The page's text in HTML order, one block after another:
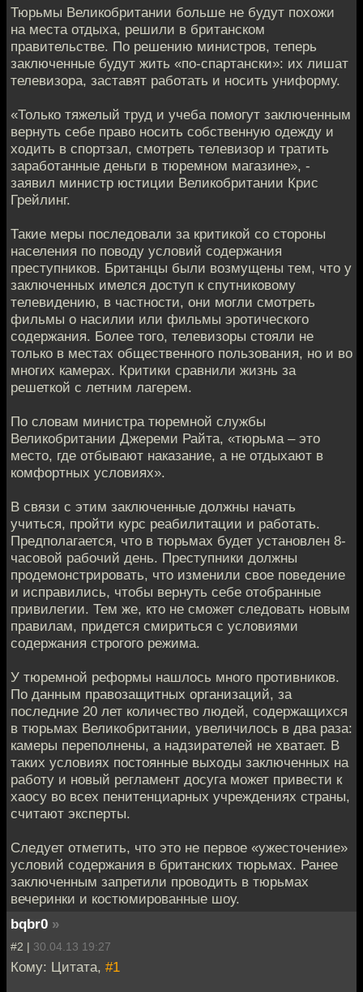
Тюрьмы Великобритании больше не будут похожи
на места отдыха, решили в британском
правительстве. По решению министров, теперь
заключенные будут жить «по-спартански»: их лишат
телевизора, заставят работать и носить униформу.
«Только тяжелый труд и учеба помогут заключенным
вернуть себе право носить собственную одежду и
ходить в спортзал, смотреть телевизор и тратить
заработанные деньги в тюремном магазине», -
заявил министр юстиции Великобритании Крис
Грейлинг.
Такие меры последовали за критикой со стороны
населения по поводу условий содержания
преступников. Британцы были возмущены тем, что у
заключенных имелся доступ к спутниковому
телевидению, в частности, они могли смотреть
фильмы о насилии или фильмы эротического
содержания. Более того, телевизоры стояли не
только в местах общественного пользования, но и во
многих камерах. Критики сравнили жизнь за
решеткой с летним лагерем.
По словам министра тюремной службы
Великобритании Джереми Райта, «тюрьма – это
место, где отбывают наказание, а не отдыхают в
комфортных условиях».
В связи с этим заключенные должны начать
учиться, пройти курс реабилитации и работать.
Предполагается, что в тюрьмах будет установлен 8-
часовой рабочий день. Преступники должны
продемонстрировать, что изменили свое поведение
и исправились, чтобы вернуть себе отобранные
привилегии. Тем же, кто не сможет следовать новым
правилам, придется смириться с условиями
содержания строгого режима.
У тюремной реформы нашлось много противников.
По данным правозащитных организаций, за
последние 20 лет количество людей, содержащихся
в тюрьмах Великобритании, увеличилось в два раза:
камеры переполнены, а надзирателей не хватает. В
таких условиях постоянные выходы заключенных на
работу и новый регламент досуга может привести к
хаосу во всех пенитенциарных учреждениях страны,
считают эксперты.
Следует отметить, что это не первое «ужесточение»
условий содержания в британских тюрьмах. Ранее
заключенным запретили проводить в тюрьмах
вечеринки и костюмированные шоу.
bqbr0 »
#2 | 30.04.13 19:27
Кому: Цитата, #1